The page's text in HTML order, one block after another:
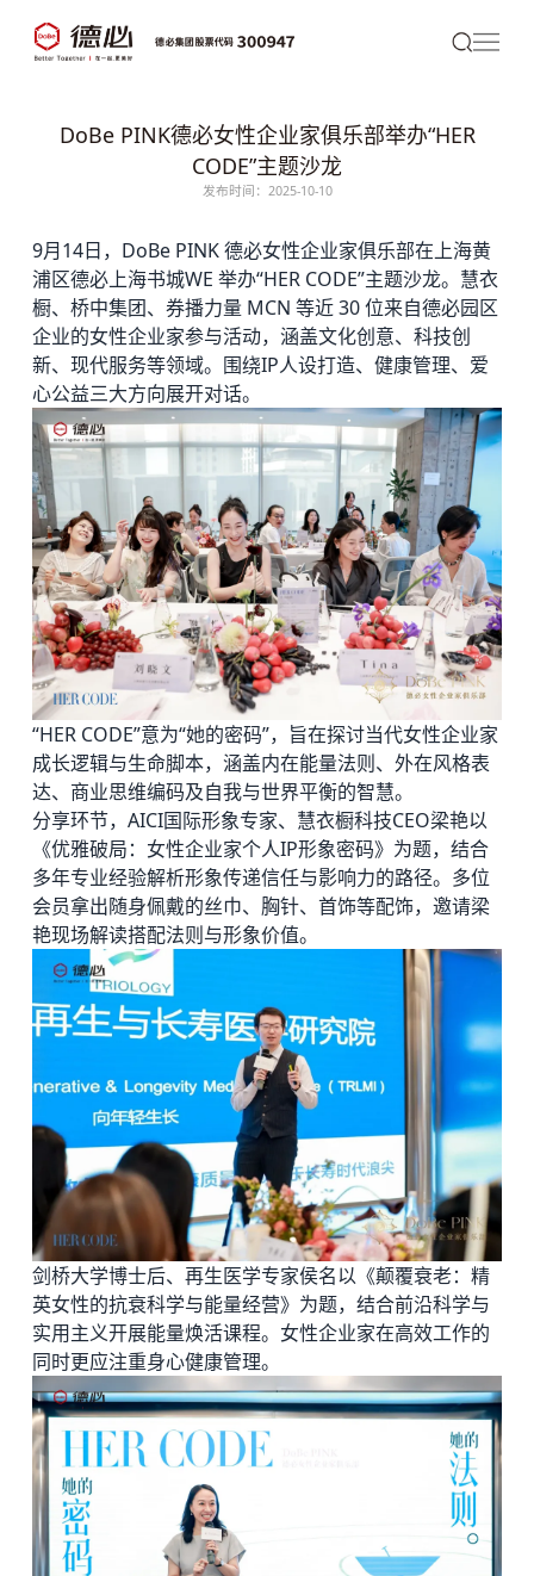
DoBe PINK德必女性企业家俱乐部举办“HER
CODE”主题沙龙
发布时间：2025-10-10
9月14日，DoBe PINK德必女性企业家俱乐部在上海黄
浦区德必上海书城WE 举办“HER CODE”主题沙龙。慧衣
橱、桥中集团、券播力量 MCN 等近 30 位来自德必园区
企业的女性企业家参与活动，涵盖文化创意、科技创
新、现代服务等领域。围绕IP人设打造、健康管理、爱
心公益三大方向展开对话。
“HER CODE”意为“她的密码”，旨在探讨当代女性企业家
成长逻辑与生命脚本，涵盖内在能量法则、外在风格表
达、商业思维编码及自我与世界平衡的智慧。
分享环节，AICI国际形象专家、慧衣橱科技CEO梁艳以
《优雅破局：女性企业家个人IP形象密码》为题，结合
多年专业经验解析形象传递信任与影响力的路径。多位
会员拿出随身佩戴的丝巾、胸针、首饰等配饰，邀请梁
艳现场解读搭配法则与形象价值。
剑桥大学博士后、再生医学专家侯名以《颠覆衰老：精
英女性的抗衰科学与能量经营》为题，结合前沿科学与
实用主义开展能量焕活课程。女性企业家在高效工作的
同时更应注重身心健康管理。